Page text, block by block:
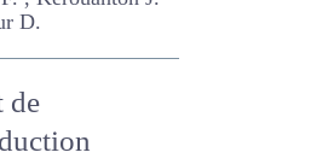
Chénais F.
de